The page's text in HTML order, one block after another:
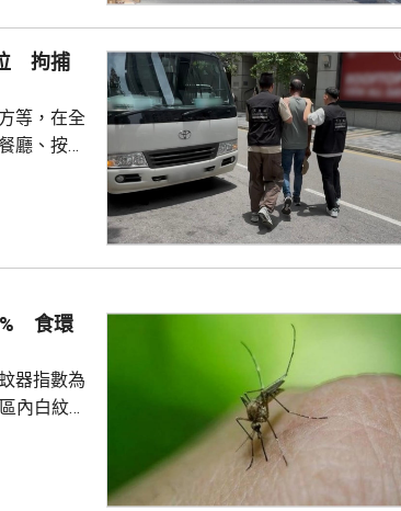
依法繳納
中國個人
原則...
拘捕
等，在全
廳、按摩
僱主，入
食環
器指數為
內白紋伊
的私人住